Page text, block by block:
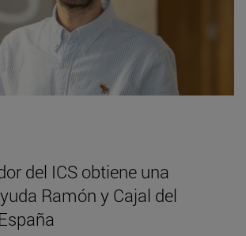
del ICS obtiene una
Ramón y Cajal del